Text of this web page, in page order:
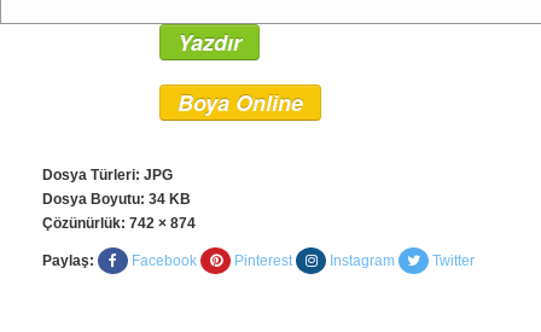
Yazdır
Boya Online
Dosya Türleri: JPG
Dosya Boyutu: 34 KB
Çözünürlük: 742 × 874
Paylaş: Facebook Pinterest Instagram Twitter